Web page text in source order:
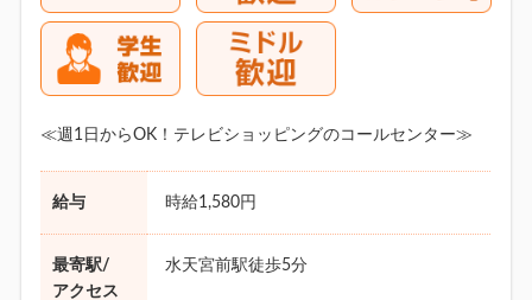
≪週1日からOK！テレビショッピングのコールセンター≫
給与 時給1,580円
最寄駅/
アクセス
水天宮前駅徒歩5分